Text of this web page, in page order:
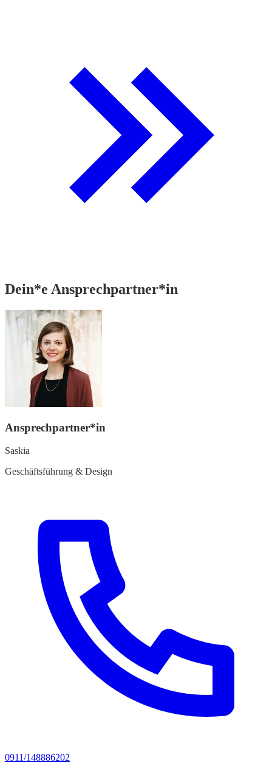
Dein*e Ansprechpartner*in
Ansprechpartner*in
Saskia
Geschäftsführung & Design
0911/148886202